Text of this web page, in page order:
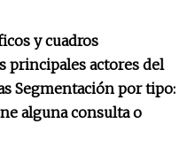
y cuadros
principales actores del
Segmentación por tipo:
alguna consulta o